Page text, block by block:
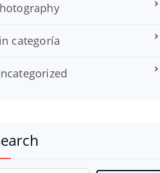
categoría